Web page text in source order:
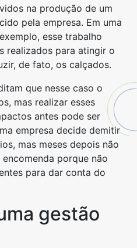
na produção de um
pela empresa. Em uma
esse trabalho
realizados para atingir o
de fato, os calçados.
que nesse caso o
mas realizar esses
antes pode ser
empresa decide demitir
mas meses depois não
porque não
para dar conta do
gestão